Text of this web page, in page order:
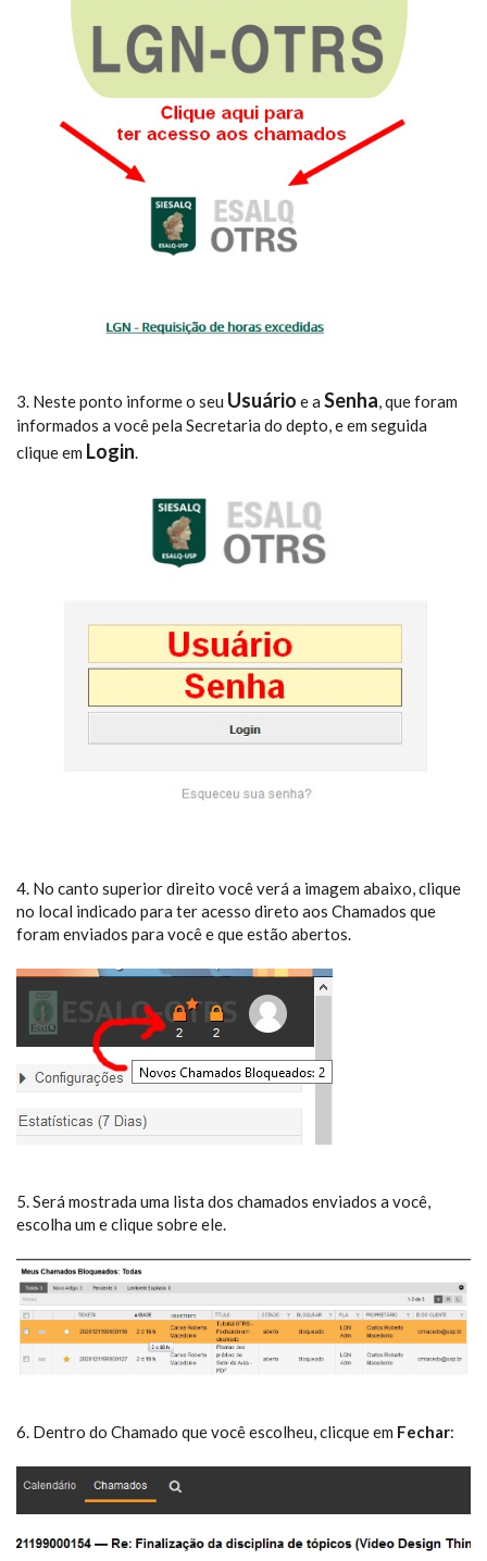
3. Neste ponto informe o seu Usuário e a Senha, que foram
informados a você pela Secretaria do depto, e em seguida
clique em Login.
4. No canto superior direito você verá a imagem abaixo, clique
no local indicado para ter acesso direto aos Chamados que
foram enviados para você e que estão abertos.
5. Será mostrada uma lista dos chamados enviados a você,
escolha um e clique sobre ele.
6. Dentro do Chamado que você escolheu, clicque em Fechar: